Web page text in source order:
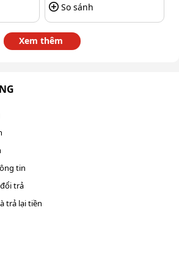
linh hoạt
lại sự linh hoạt đáng kể trong quá
So sánh
Xem thêm
tin
trả
trả lại tiền